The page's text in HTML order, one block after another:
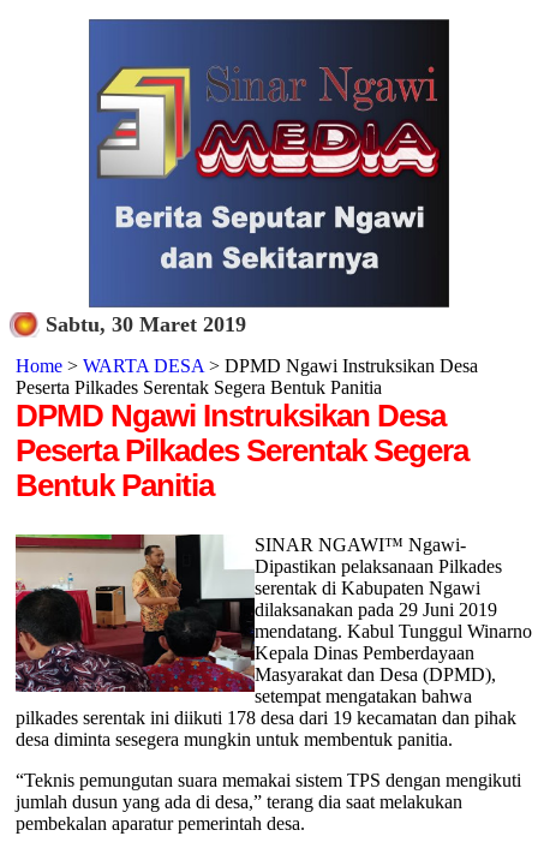
Sabtu, 30 Maret 2019
Home> WARTA DESA > DPMD Ngawi Instruksikan Desa
Peserta Pilkades Serentak Segera Bentuk Panitia
DPMD Ngawi Instruksikan Desa
Peserta Pilkades Serentak Segera
Bentuk Panitia
SINAR NGAWI™ Ngawi-
Dipastikan pelaksanaan Pilkades
serentak di Kabupaten Ngawi
dilaksanakan pada 29 Juni 2019
mendatang. Kabul Tunggul Winarno
Kepala Dinas Pemberdayaan
Masyarakat dan Desa (DPMD),
setempat mengatakan bahwa
pilkades serentak ini diikuti 178 desa dari 19 kecamatan dan pihak
desa diminta sesegera mungkin untuk membentuk panitia.
“Teknis pemungutan suara memakai sistem TPS dengan mengikuti
jumlah dusun yang ada di desa,” terang dia saat melakukan
pembekalan aparatur pemerintah desa.